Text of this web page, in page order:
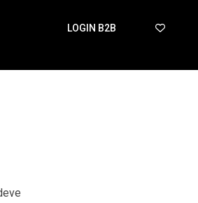
LOGIN B2B